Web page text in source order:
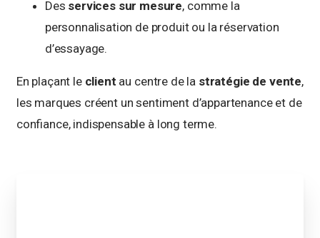
Des services sur mesure, comme la
personnalisation de produit ou la réservation
d’essayage.
En plaçant le client au centre de la stratégie de vente,
les marques créent un sentiment d’appartenance et de
confiance, indispensable à long terme.